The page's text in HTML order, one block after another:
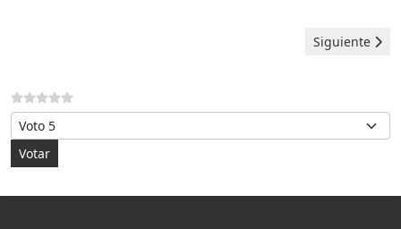
Artículo
Siguiente
Por favor, vote